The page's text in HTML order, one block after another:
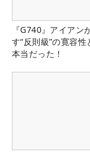
『G740』アイアン
す“反則級”の寛容性
本当だった！